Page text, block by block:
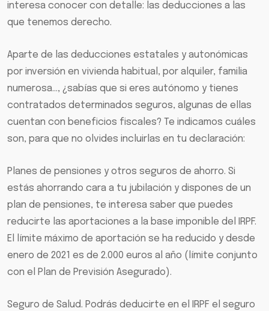
interesa conocer con detalle: las deducciones a las
que tenemos derecho.
Aparte de las deducciones estatales y autonómicas
por inversión en vivienda habitual, por alquiler, familia
numerosa…, ¿sabías que si eres autónomo y tienes
contratados determinados seguros, algunas de ellas
cuentan con beneficios fiscales? Te indicamos cuáles
son, para que no olvides incluirlas en tu declaración:
Planes de pensiones y otros seguros de ahorro. Si
estás ahorrando cara a tu jubilación y dispones de un
plan de pensiones, te interesa saber que puedes
reducirte las aportaciones a la base imponible del IRPF.
El límite máximo de aportación se ha reducido y desde
enero de 2021 es de 2.000 euros al año (límite conjunto
con el Plan de Previsión Asegurado).
Seguro de Salud. Podrás deducirte en el IRPF el seguro